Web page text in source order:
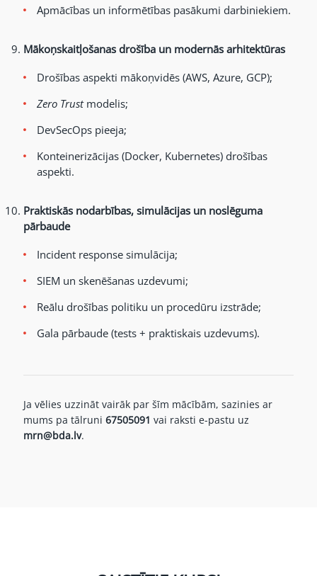
Apmācības un informētības pasākumi darbiniekiem.
Mākoņskaitļošanas drošība un modernās arhitektūras
Drošības aspekti mākoņvidēs (AWS, Azure, GCP);
Zero Trustmodelis;
DevSecOps pieeja;
Konteinerizācijas (Docker, Kubernetes) drošības
aspekti.
Praktiskās nodarbības, simulācijas un noslēguma
pārbaude
Incident response simulācija;
SIEM un skenēšanas uzdevumi;
Reālu drošības politiku un procedūru izstrāde;
Gala pārbaude (tests + praktiskais uzdevums).
Ja vēlies uzzināt vairāk par šīm mācībām, sazinies ar
mums pa tālruni 67505091 vai raksti e-pastu uz
mrn@bda.lv.